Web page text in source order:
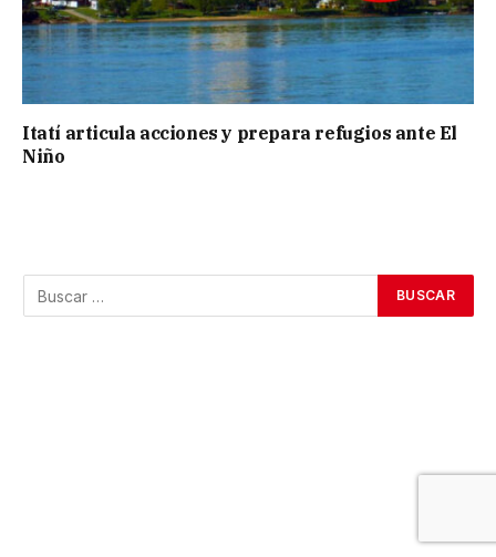
Itatí articula acciones y prepara refugios ante El
Niño